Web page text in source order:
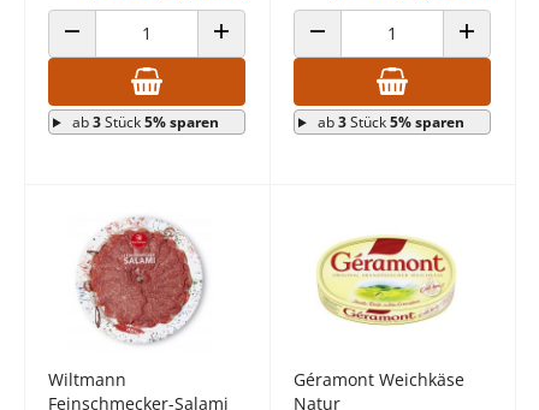
ANZAHL VERRINGERN ANZAHL ERHÖHEN
ab3Stück5% sparen
ANZAHL VERRINGERN ANZAHL
ab3Stück5% sparen
Wiltmann
Feinschmecker-Salami
Géramont Weichkäse
Natur